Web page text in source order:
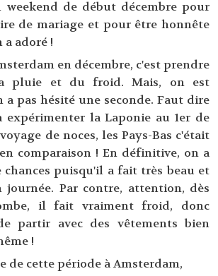
de début décembre pour
de mariage et pour être honnête
a adoré !
en décembre, c'est prendre
pluie et du froid. Mais, on est
a pas hésité une seconde. Faut dire
expérimenter la Laponie au 1er de
de noces, les Pays-Bas c'était
comparaison ! En définitive, on a
chances puisqu'il a fait très beau et
journée. Par contre, attention, dès
il fait vraiment froid, donc
partir avec des vêtements bien
!
de cette période à Amsterdam,